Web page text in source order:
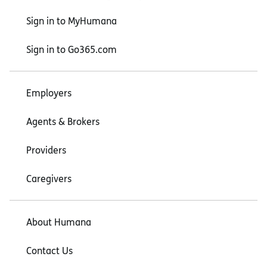
Sign in to MyHumana
Sign in to Go365.com
Employers
Agents & Brokers
Providers
Caregivers
About Humana
Contact Us